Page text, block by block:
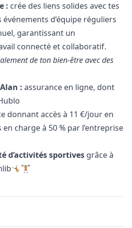
: crée des liens solides avec tes
d’équipe réguliers
garantissant un
connecté et collaboratif.
de ton bien-être avec des
: assurance en ligne, dont
donnant accès à 11 €/jour en
charge à 50 % par l’entreprise
d’activités sportives grâce à